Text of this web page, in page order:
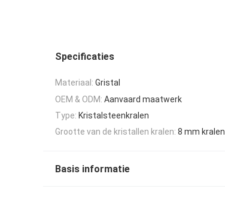
Specificaties
Materiaal: Gristal
OEM & ODM: Aanvaard maatwerk
Type: Kristalsteenkralen
Grootte van de kristallen kralen: 8 mm kralen
Basis informatie